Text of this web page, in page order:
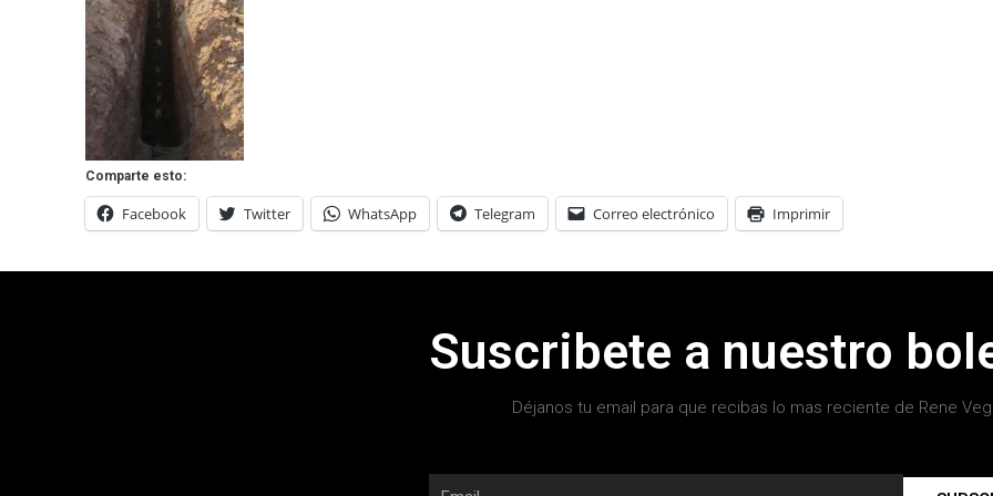
Comparte esto:
Facebook Twitter WhatsApp Telegram Correo electrónico Imprimir
Suscribete a nuestro
Déjanos tu email para que recibas lo mas reciente de Rene